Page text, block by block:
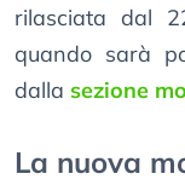
rilasciata dal
quando sarà
dalla sezione
La nuova